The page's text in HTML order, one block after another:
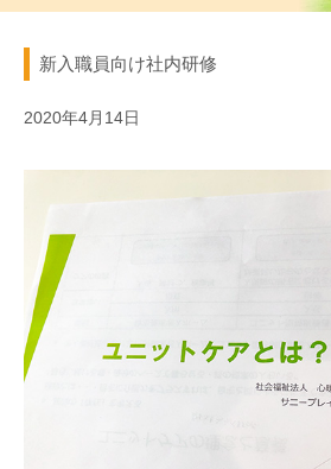
新入職員向け社内研修
2020年4月14日